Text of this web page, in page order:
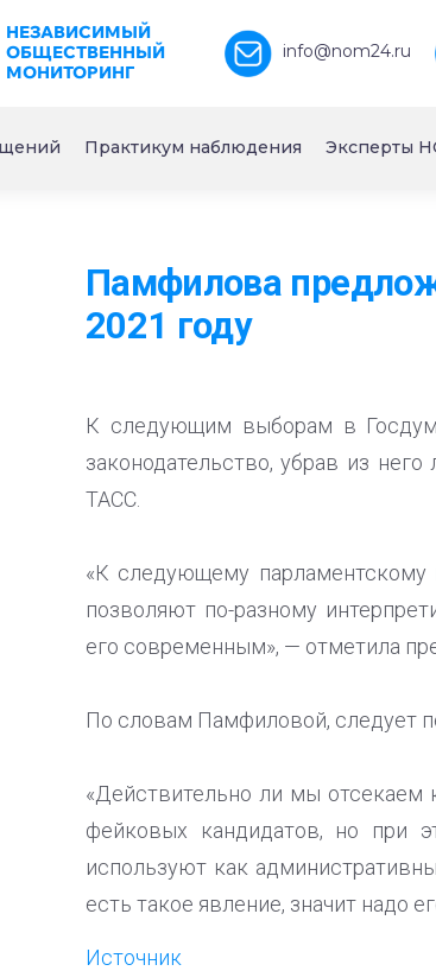
НЕЗАВИСИМЫЙ
ОБЩЕСТВЕННЫЙ
МОНИТОРИНГ
info@nom24.ru
Практикум наблюдения Эксперты
Памфилова
2021 году
К следующим выборам в
законодательство, убрав из
ТАСС.
«К следующему парламентскому
позволяют по-разному
его современным», — отметила
По словам Памфиловой, следует
«Действительно ли мы отсекаем
фейковых кандидатов, но при
используют как
есть такое явление, значит надо
Источник